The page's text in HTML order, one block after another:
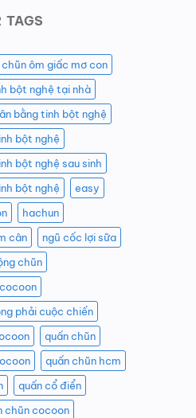
TAGS
chũn ôm giấc mơ con
bột nghệ tại nhà
bằng tinh bột nghệ
bột nghệ
bột nghệ sau sinh
bột nghệ
easy
hachun
cân
ngũ cốc lợi sữa
chũn
phải cuộc chiến
quấn chũn
quấn chũn hcm
quấn cổ điển
chũn cocoon